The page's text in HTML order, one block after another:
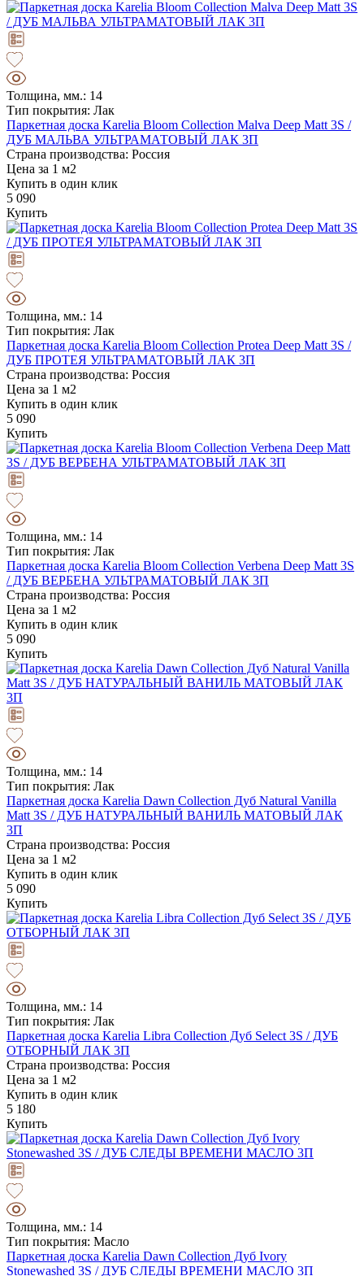
Толщина, мм.: 14
Тип покрытия: Лак
Паркетная доска Karelia Bloom Collection Malva Deep Matt 3S /
ДУБ МАЛЬВА УЛЬТРАМАТОВЫЙ ЛАК 3П
Страна производства: Россия
Цена за 1 м2
Купить в один клик
5 090
Купить
Толщина, мм.: 14
Тип покрытия: Лак
Паркетная доска Karelia Bloom Collection Protea Deep Matt 3S /
ДУБ ПРОТЕЯ УЛЬТРАМАТОВЫЙ ЛАК 3П
Страна производства: Россия
Цена за 1 м2
Купить в один клик
5 090
Купить
Толщина, мм.: 14
Тип покрытия: Лак
Паркетная доска Karelia Bloom Collection Verbena Deep Matt 3S
/ ДУБ ВЕРБЕНА УЛЬТРАМАТОВЫЙ ЛАК 3П
Страна производства: Россия
Цена за 1 м2
Купить в один клик
5 090
Купить
Толщина, мм.: 14
Тип покрытия: Лак
Паркетная доска Karelia Dawn Collection Дуб Natural Vanilla
Matt 3S / ДУБ НАТУРАЛЬНЫЙ ВАНИЛЬ МАТОВЫЙ ЛАК
3П
Страна производства: Россия
Цена за 1 м2
Купить в один клик
5 090
Купить
Толщина, мм.: 14
Тип покрытия: Лак
Паркетная доска Karelia Libra Collection Дуб Select 3S / ДУБ
ОТБОРНЫЙ ЛАК 3П
Страна производства: Россия
Цена за 1 м2
Купить в один клик
5 180
Купить
Толщина, мм.: 14
Тип покрытия: Масло
Паркетная доска Karelia Dawn Collection Дуб Ivory
Stonewashed 3S / ДУБ СЛЕДЫ ВРЕМЕНИ МАСЛО 3П